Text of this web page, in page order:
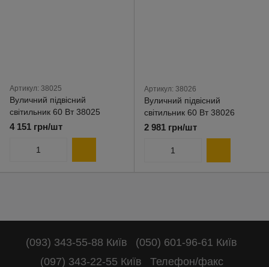
Артикул: 38025
Вуличний підвісний
світильник 60 Вт 38025
4 151 грн/шт
Артикул: 38026
Вуличний підвісний
світильник 60 Вт 38026
2 981 грн/шт
(093) 343-55-88 Київ
(050) 601-96-61 Київ
(097) 343-22-55 Київ
Телефон/факс